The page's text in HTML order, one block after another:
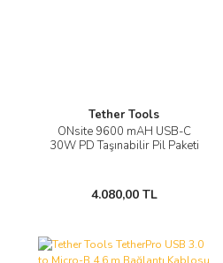
Tether Tools
ONsite 9600 mAH USB-C
30W PD Taşınabilir Pil Paketi
4.080,00 TL